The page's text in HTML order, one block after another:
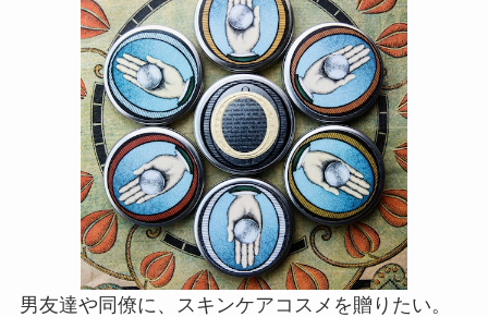
男友達や同僚に、スキンケアコスメを贈りたい。